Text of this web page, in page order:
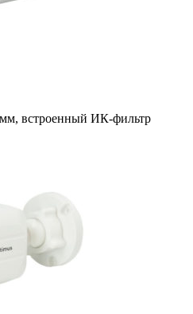
мм, встроенный ИК-фильтр